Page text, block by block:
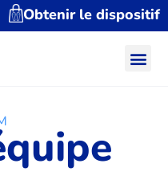
Obtenir le dispositif